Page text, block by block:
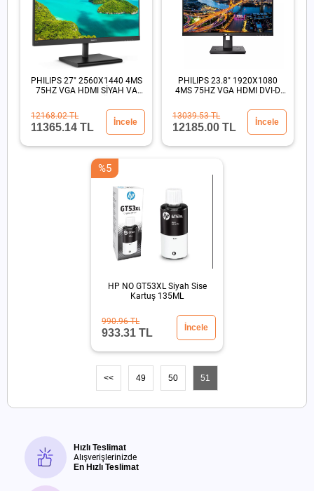
PHILIPS 27" 2560X1440 4MS
75HZ VGA HDMI SİYAH VA
12168.02 TL
11365.14 TL İncele
PHILIPS 23.8" 1920X1080
4MS 75HZ VGA HDMI DVI-D
13039.53 TL
12185.00 TL İncele
HP NO GT53XL Siyah Sise
Kartuş 135ML
%5
990.96 TL
933.31 TL İncele
<< 49 50 51
Hızlı Teslimat
Alışverişlerinizde
En Hızlı Teslimat